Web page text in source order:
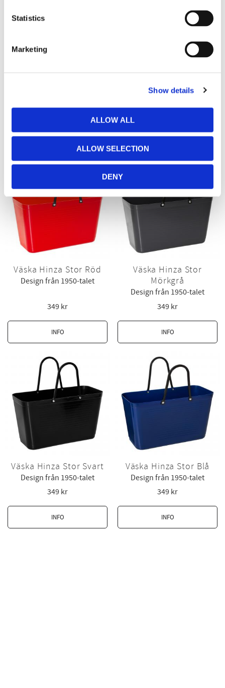
Statistics
Marketing
Show details
ALLOW ALL
ALLOW SELECTION
DENY
279kr
INFO
Axelrem medföljer
329kr
INFO
Väska Hinza Stor Röd
Design från 1950-talet
349 kr
INFO
Väska Hinza Stor
Mörkgrå
Design från 1950-talet
349 kr
INFO
Väska Hinza Stor Svart
Design från 1950-talet
349 kr
INFO
Väska Hinza Stor Blå
Design från 1950-talet
349 kr
INFO